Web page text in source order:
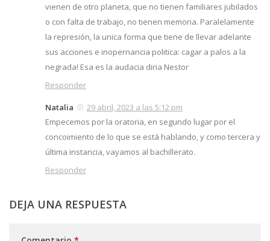
vienen de otro planeta, que no tienen familiares jubilados
o con falta de trabajo, no tienen memoria. Paralelamente
la represión, la unica forma que tiene de llevar adelante
sus acciones e inopernancia politica: cagar a palos a la
negrada! Esa es la audacia diria Nestor
Responder
Natalia
29 abril, 2023 a las 5:12 pm
Empecemos por la oratoria, en segundo lugar por el
concoimiento de lo que se está hablando, y como tercera y
última instancia, vayamos al bachillerato.
Responder
DEJA UNA RESPUESTA